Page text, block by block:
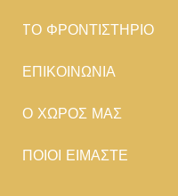
TΟ ΦΡΟΝΤΙΣΤΗΡΙΟ
ΕΠΙΚΟΙΝΩΝΙΑ
Ο ΧΩΡΟΣ ΜΑΣ
ΠΟΙΟΙ ΕΙΜΑΣΤΕ